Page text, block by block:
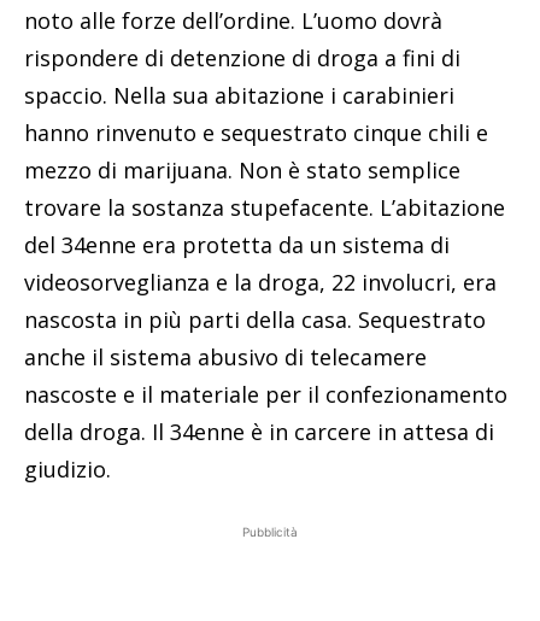
noto alle forze dell’ordine. L’uomo dovrà
rispondere di detenzione di droga a fini di
spaccio. Nella sua abitazione i carabinieri
hanno rinvenuto e sequestrato cinque chili e
mezzo di marijuana. Non è stato semplice
trovare la sostanza stupefacente. L’abitazione
del 34enne era protetta da un sistema di
videosorveglianza e la droga, 22 involucri, era
nascosta in più parti della casa. Sequestrato
anche il sistema abusivo di telecamere
nascoste e il materiale per il confezionamento
della droga. Il 34enne è in carcere in attesa di
giudizio.
Pubblicità